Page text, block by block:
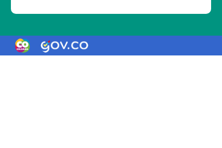
Logo marca ColombiaLogo Gobierno de Colombia